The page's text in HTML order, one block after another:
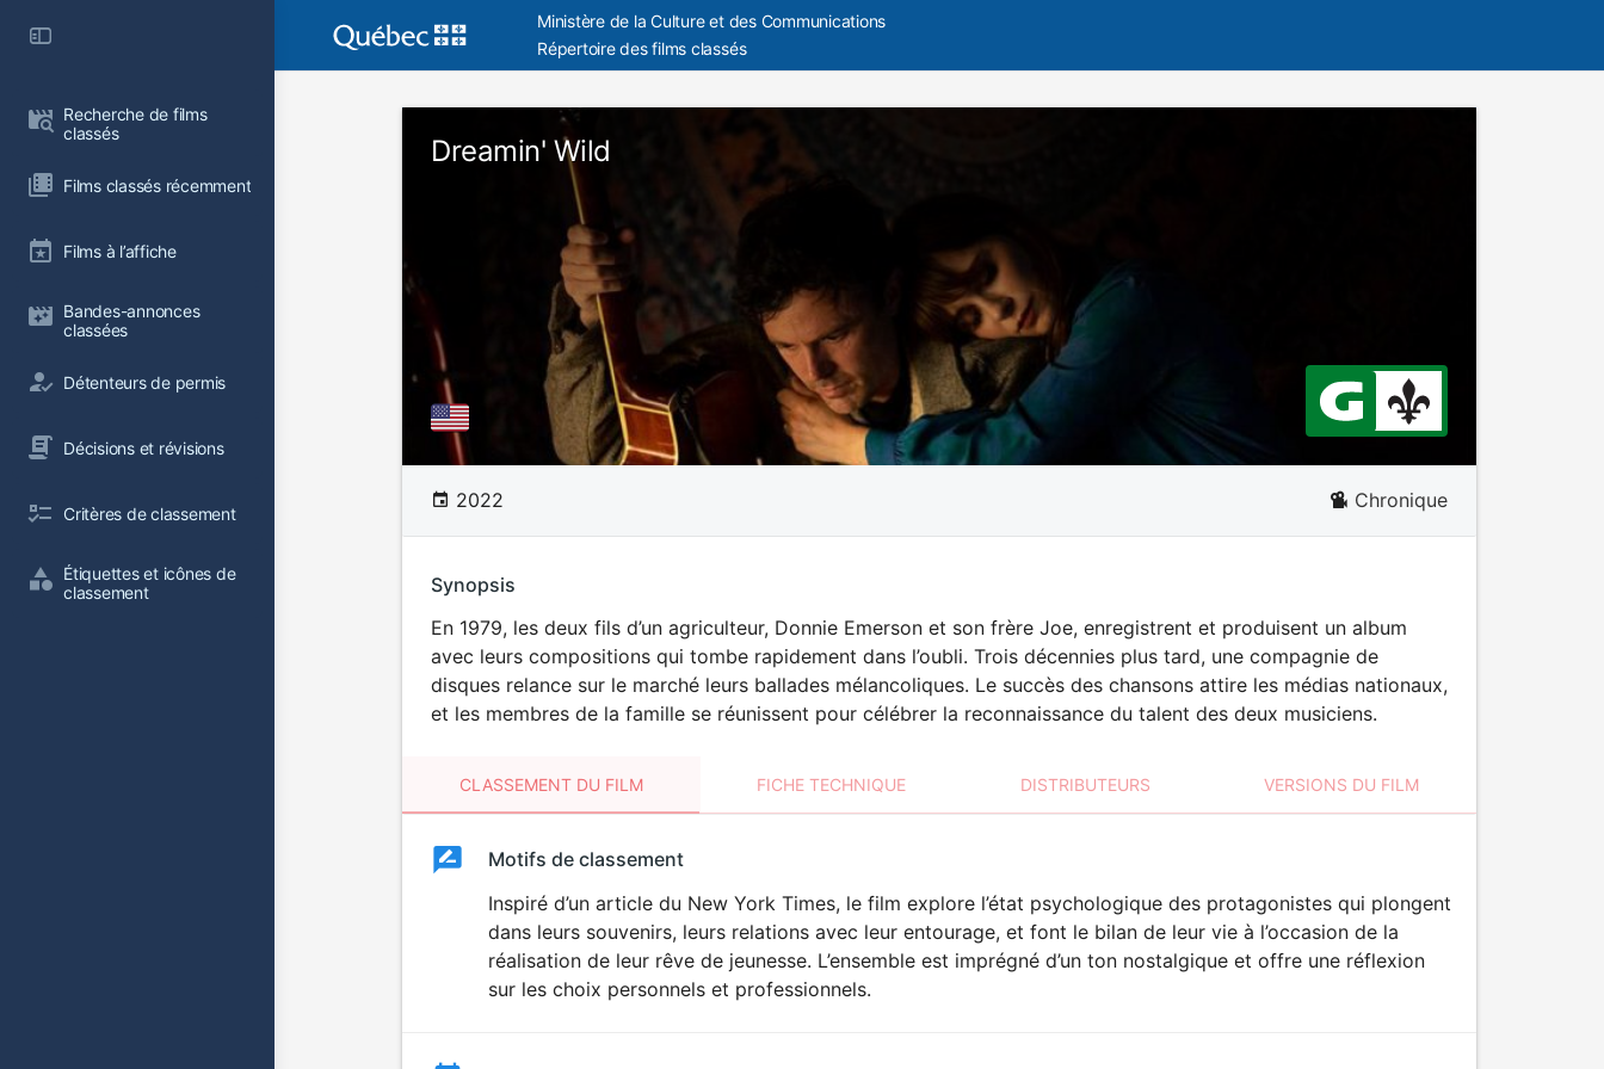
Recherche de films
classés
Films classés récemment
Films à l’affiche
Bandes-annonces
classées
Détenteurs de permis
Décisions et révisions
Critères de classement
Étiquettes et icônes de
classement
Ministère de la Culture et des Communications
Répertoire des films classés
Dreamin' Wild
2022 Chronique
Synopsis
En 1979, les deux fils d’un agriculteur, Donnie Emerson et son frère Joe, enregistrent et produisent un album
avec leurs compositions qui tombe rapidement dans l’oubli. Trois décennies plus tard, une compagnie de
disques relance sur le marché leurs ballades mélancoliques. Le succès des chansons attire les médias nationaux,
et les membres de la famille se réunissent pour célébrer la reconnaissance du talent des deux musiciens.
CLASSEMENT DU FILM FICHE TECHNIQUE DISTRIBUTEURS VERSIONS DU FILM
ClassementClassement
Motifs de classement
Inspiré d’un article du New York Times, le film explore l’état psychologique des protagonistes qui plongent
dans leurs souvenirs, leurs relations avec leur entourage, et font le bilan de leur vie à l’occasion de la
réalisation de leur rêve de jeunesse. L’ensemble est imprégné d’un ton nostalgique et offre une réflexion
sur les choix personnels et professionnels.